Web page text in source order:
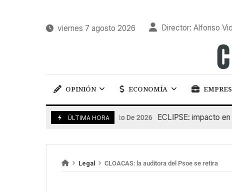
viernes 7 agosto 2026 Director: Alfonso
OPINIÓN ECONOMÍA
ÚLTIMA HORA
6 De Agosto De 2026 ECLIPSE: impacto en la
Legal CLOACAS: la auditora del Psoe se retira